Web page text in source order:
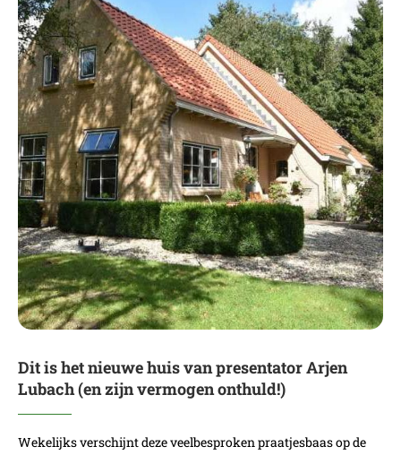
Dit is het nieuwe huis van presentator Arjen
Lubach (en zijn vermogen onthuld!)
Wekelijks verschijnt deze veelbesproken praatjesbaas op de